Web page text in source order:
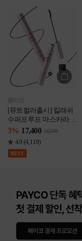
클리오
[뮤트컬러출시] 킬래쉬
수퍼프루프 마스카라
1+1 기획 [증정] 립앤아
이리무버31ml
3% 17,400 18,000
4.9 (4,119)
BEST